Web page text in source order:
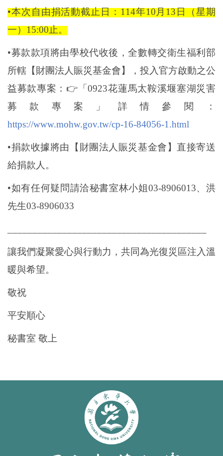
•本次自由捐活動截止日：114年10月13日（星期
一）15:00止。
•募款款項將由學校代收後，全數轉交衛生福利部
所轄【財團法人賑災基金會】，投入官方啟動之公
益募款專案： 👉 「0923花蓮馬太鞍溪堰塞湖災害
募款專案」詳情參閱：
https://www.mohw.gov.tw/cp-16-84056-1.html
•捐款收據將由【財團法人賑災基金會】直接寄送
給捐款人。
•如有任何疑問請洽秘書室林小姐03-8906013、洪
先生03-8906033
讓我們凝聚愛心與行動力，共同為光復災區注入溫
暖與希望。
敬祝
平安順心
秘書室 敬上